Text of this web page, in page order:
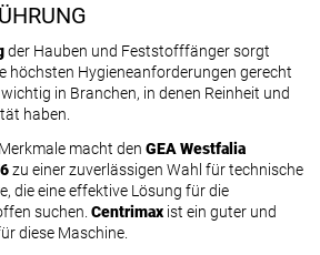
der Hauben und Feststofffänger sorgt
höchsten Hygieneanforderungen gerecht
in Branchen, in denen Reinheit und
haben.
macht den GEA Westfalia
zu einer zuverlässigen Wahl für technische
die eine effektive Lösung für die
suchen. Centrimax ist ein guter und
diese Maschine.